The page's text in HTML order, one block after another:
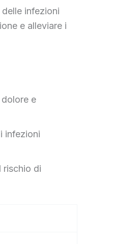
infezioni
e alleviare i
e
infezioni
rischio di